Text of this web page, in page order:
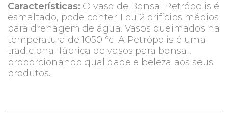
Características: O vaso de Bonsai Petrópolis é
esmaltado, pode conter 1 ou 2 orifícios médios
para drenagem de água. Vasos queimados na
temperatura de 1050 °c. A Petrópolis é uma
tradicional fábrica de vasos para bonsai,
proporcionando qualidade e beleza aos seus
produtos.